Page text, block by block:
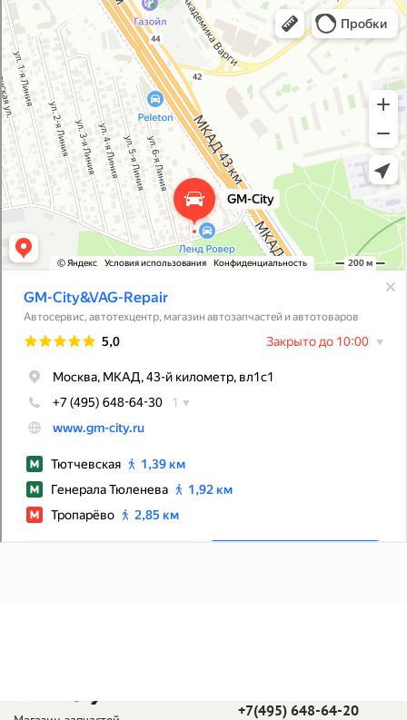
GM-City&VAG-Repair
Автосервис, автотехцентр в Москве
Магазин автозапчастей и автотоваров в Москве
+7(495) 648-64-20